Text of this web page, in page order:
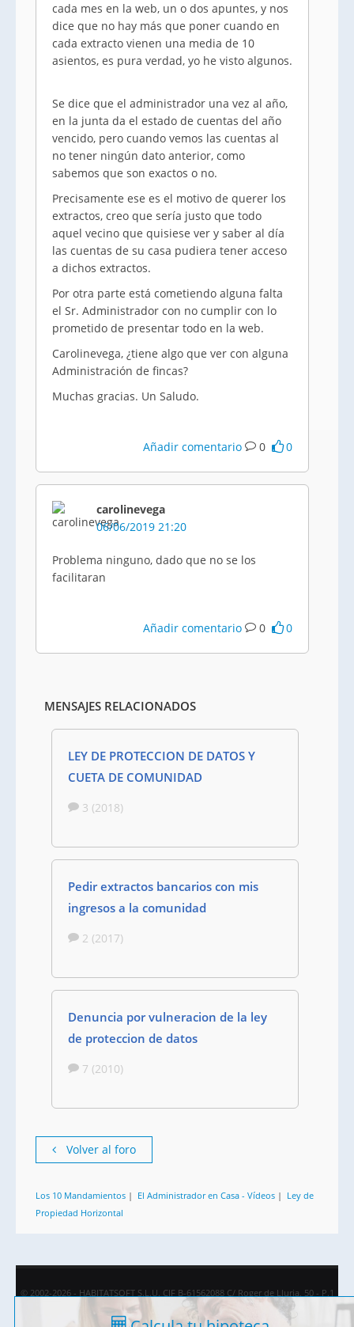
cada mes en la web, un o dos apuntes, y nos
dice que no hay más que poner cuando en
cada extracto vienen una media de 10
asientos, es pura verdad, yo he visto algunos.
Se dice que el administrador una vez al año,
en la junta da el estado de cuentas del año
vencido, pero cuando vemos las cuentas al
no tener ningún dato anterior, como
sabemos que son exactos o no.
Precisamente ese es el motivo de querer los
extractos, creo que sería justo que todo
aquel vecino que quisiese ver y saber al día
las cuentas de su casa pudiera tener acceso
a dichos extractos.
Por otra parte está cometiendo alguna falta
el Sr. Administrador con no cumplir con lo
prometido de presentar todo en la web.
Carolinevega, ¿tiene algo que ver con alguna
Administración de fincas?
Muchas gracias. Un Saludo.
Añadir comentario 0 0
carolinevega
06/06/2019 21:20
Problema ninguno, dado que no se los
facilitaran
Añadir comentario 0 0
MENSAJES RELACIONADOS
LEY DE PROTECCION DE DATOS Y
CUETA DE COMUNIDAD
3 (2018)
Pedir extractos bancarios con mis
ingresos a la comunidad
2 (2017)
Denuncia por vulneracion de la ley
de proteccion de datos
7 (2010)
Volver al foro
Los 10 Mandamientos | El Administrador en Casa - Vídeos | Ley de
Propiedad Horizontal
© 2002-2026 - HABITATSOFT S.L.U. CIF B-61562088 C/ Roger de Lluria, 50 - P.1
08009 Barcelona